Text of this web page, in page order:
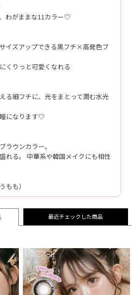
わがままな11カラー♡
イズアップできる黒フチ×高発色ブ
くりっと可愛くなれる
る細フチに、光をまとって潤む水光
になります♡
ラウンカラー。
れる。 中華系や韓国メイクにも相性
もも）
最近チェックした商品